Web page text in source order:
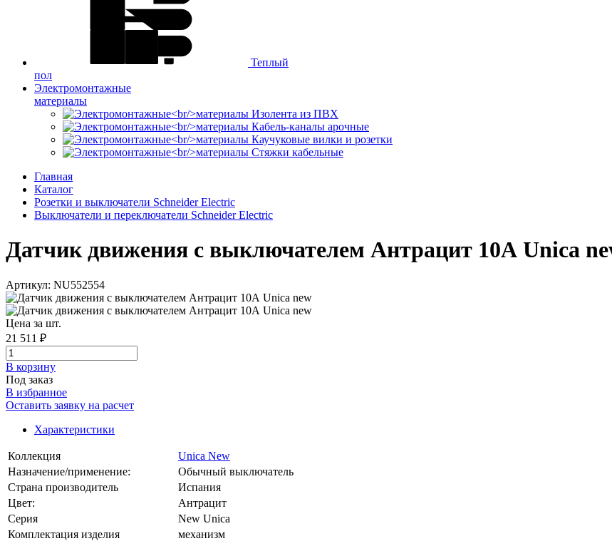
Теплый
пол
Электромонтажные
материалы
Изолента из ПВХ
Кабель-каналы арочные
Каучуковые вилки и розетки
Стяжки кабельные
Главная
Каталог
Розетки и выключатели Schneider Electric
Выключатели и переключатели Schneider Electric
Датчик движения с выключателем Антрацит 10А Unica
Артикул: NU552554
Цена за шт.
21 511 ₽
В корзинy
Под заказ
В избранное
Оставить заявку на расчет
Характеристики
Коллекция
Unica New
Назначение/применение:
Обычный выключатель
Страна производитель
Испания
Цвет:
Антрацит
Серия
New Unica
Комплектация изделия
механизм